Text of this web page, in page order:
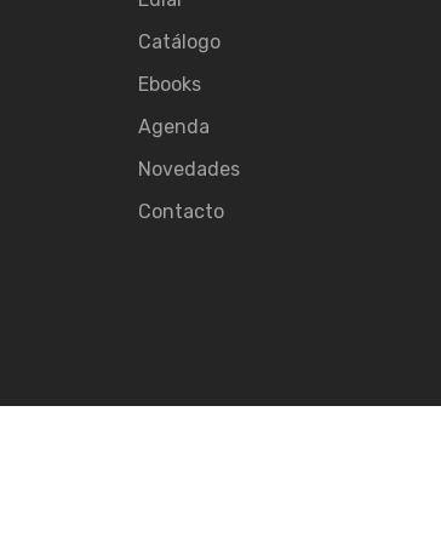
Catálogo
Ebooks
Agenda
Novedades
Contacto